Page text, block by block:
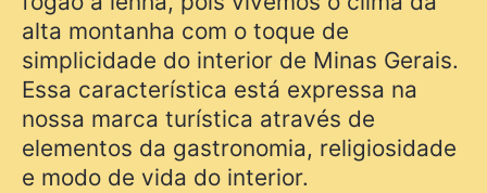
alta montanha com o toque de
simplicidade do interior de Minas Gerais.
Essa característica está expressa na
nossa marca turística através de
elementos da gastronomia, religiosidade
e modo de vida do interior.